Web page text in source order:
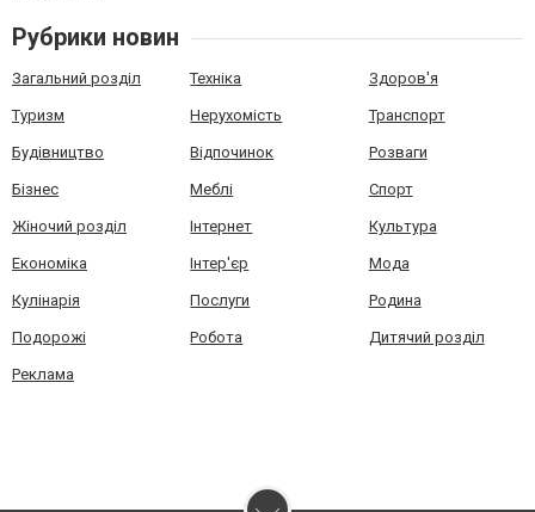
Рубрики новин
Загальний розділ Техніка Здоров'я
Туризм Нерухомість Транспорт
Будівництво Відпочинок Розваги
Бізнес Меблі Спорт
Жіночий розділ Інтернет Культура
Економіка Інтер'єр Мода
Кулінарія Послуги Родина
Подорожі Робота Дитячий розділ
Реклама